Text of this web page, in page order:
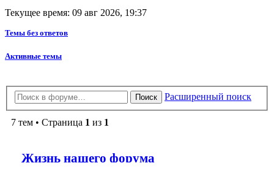
Текущее время: 09 авг 2026, 19:37
Темы без ответов
Активные темы
Поиск Расширенный поиск
7 тем • Страница 1 из 1
Жизнь нашего форума